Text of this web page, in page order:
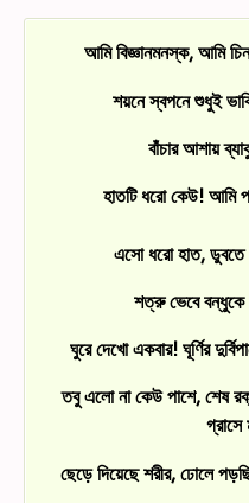
আমি বিজ্ঞানমনস্ক, আমি
শয়নে স্বপনে শুধুই
বাঁচার আশায়
হাতটি ধরো কেউ! আমি
এসো ধরো হাত, ডুবতে
শত্রু ভেবে বন্ধুকে
ঘুরে দেখো একবার! ঘূর্ণির
তবু এলো না কেউ পাশে, শেষ
ছেড়ে দিয়েছে শরীর, ঢোলে